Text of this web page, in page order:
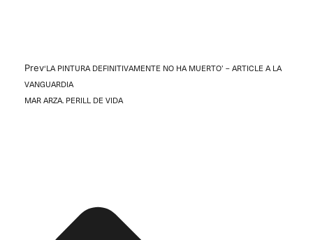
Prev‘LA PINTURA DEFINITIVAMENTE NO HA MUERTO’ – ARTICLE A LA
VANGUARDIA
MAR ARZA. PERILL DE VIDA